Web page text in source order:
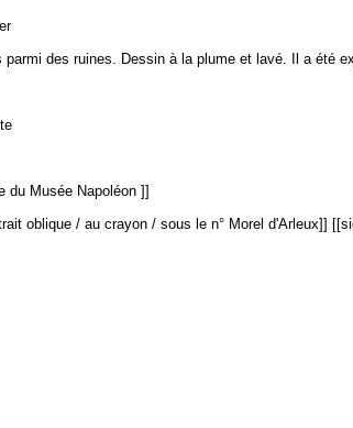
des ruines. Dessin à la plume et lavé. Il a été
du Musée Napoléon ]]
oblique / au crayon / sous le n° Morel d'Arleux]]